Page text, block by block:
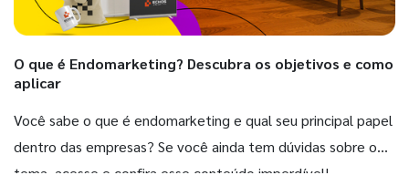
O que é Endomarketing? Descubra os objetivos e como
aplicar
Você sabe o que é endomarketing e qual seu principal papel
dentro das empresas? Se você ainda tem dúvidas sobre o
tema, acesse e confira esse conteúdo imperdível!